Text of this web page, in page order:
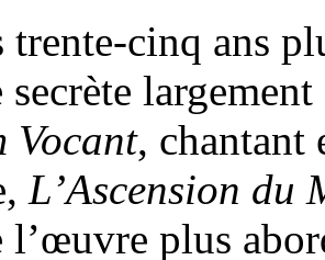
trente-cinq ans
secrète
Vocant, chantant
L’Ascension du
l’œuvre plus